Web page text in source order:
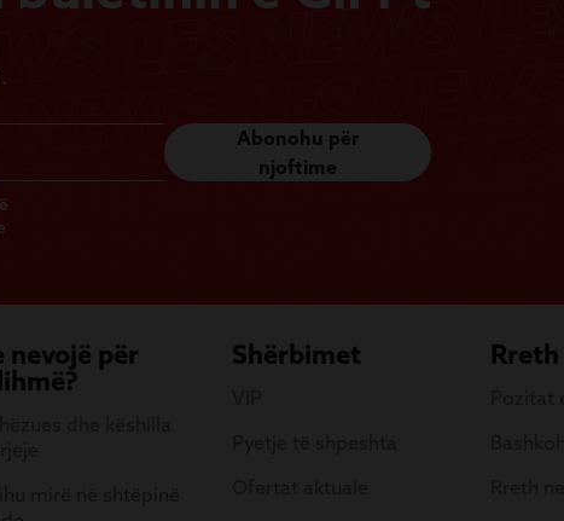
Abonohu për
njoftime
nevojë për Shërbimet